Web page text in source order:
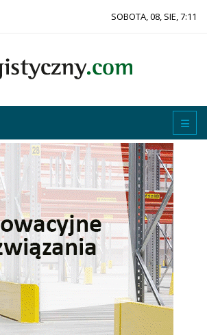
SOBOTA, 08, SIE, 7:11